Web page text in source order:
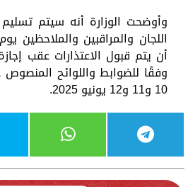
وأوضحت الوزارة أنه سيتم
أن يتم قبول الاعتذارات عقب
وفقًا للضوابط واللوائح المنصوص
10 و11 و12 يونيو 2025.